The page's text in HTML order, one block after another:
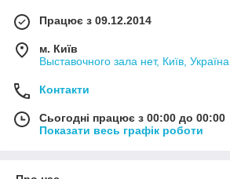
Працює з 09.12.2014
м. Київ
Выставочного зала нет, Київ, Україна
Контакти
Сьогодні працює з 00:00 до 00:00
Показати весь графік роботи